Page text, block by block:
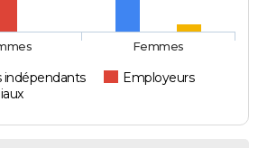
indépendants
Employeurs
Femmes